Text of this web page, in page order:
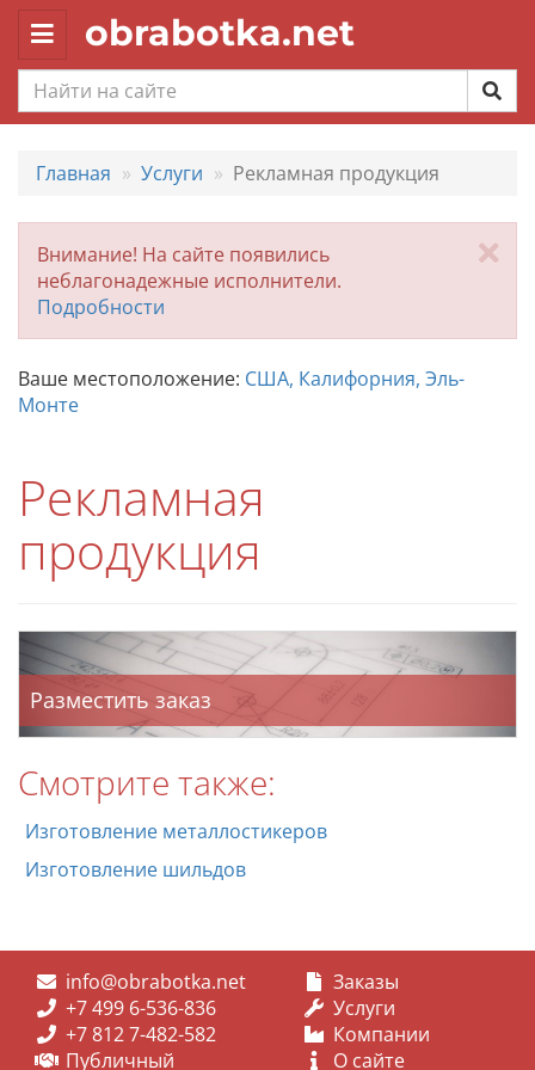
Toggle
navigation
obrabotka.net
Главная Услуги Рекламная продукция
Внимание! На сайте появились
неблагонадежные исполнители.
Подробности
Ваше местоположение: США, Калифорния, Эль-
Монте
Рекламная
продукция
Разместить заказ
Смотрите также:
Изготовление металлостикеров
Изготовление шильдов
info@obrabotka.net
+7 499 6-536-836
+7 812 7-482-582
Публичный
Заказы
Услуги
Компании
О сайте